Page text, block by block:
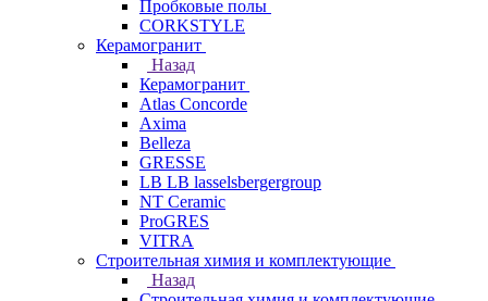
Пробковые полы
CORKSTYLE
Керамогранит
Назад
Керамогранит
Atlas Concorde
Axima
Belleza
GRESSE
LB LB lasselsbergergroup
NT Ceramic
ProGRES
VITRA
Строительная химия и комплектующие
Назад